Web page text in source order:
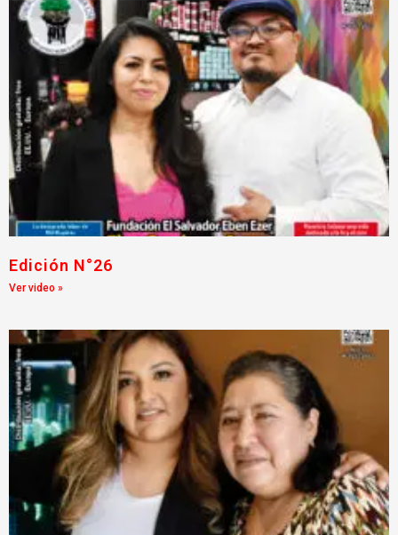
Edición N°26
Ver video »